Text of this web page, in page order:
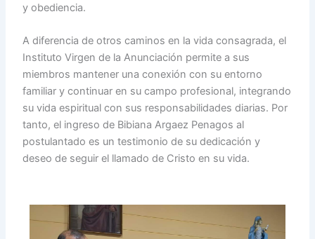
y obediencia.
A diferencia de otros caminos en la vida consagrada, el
Instituto Virgen de la Anunciación permite a sus
miembros mantener una conexión con su entorno
familiar y continuar en su campo profesional, integrando
su vida espiritual con sus responsabilidades diarias. Por
tanto, el ingreso de Bibiana Argaez Penagos al
postulantado es un testimonio de su dedicación y
deseo de seguir el llamado de Cristo en su vida.